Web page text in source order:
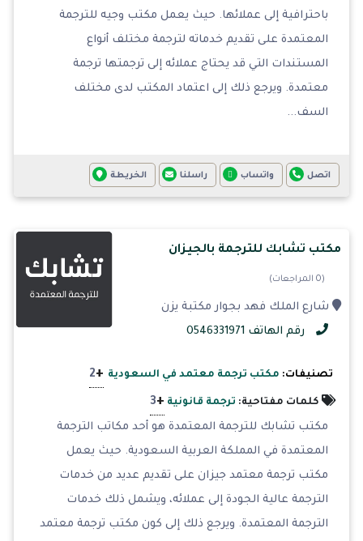
باحترافية إلى عملائها. حيث يعمل مكتب وجيه للترجمة
المعتمدة على تقديم خدماته لترجمة مختلف أنواع
المستندات التي قد يحتاج عملائه إلى ترجمتها ترجمة
معتمدة. ويرجع ذلك إلى اعتماد المكتب لدى مختلف
السف...
اتصل واتساب راسلنا الخريطة
مكتب تشابك للترجمة بالجيزان
(0 المراجعات)
شارع الملك فهد بجوار مكتبة يزن
رقم الهاتف 0546331971
تصنيفات: مكتب ترجمة معتمد في السعودية +
2
كلمات مفتاحية: ترجمة قانونية +
3
مكتب تشابك للترجمة المعتمدة هو أحد مكاتب الترجمة
المعتمدة في المملكة العربية السعودية. حيث يعمل
مكتب ترجمة معتمد جيزان على تقديم عديد من خدمات
الترجمة عالية الجودة إلى عملائه، ويشمل ذلك خدمات
الترجمة المعتمدة. ويرجع ذلك إلى كون مكتب ترجمة معتمد